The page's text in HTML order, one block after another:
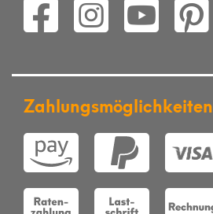
Zahlungsmöglichkeiten